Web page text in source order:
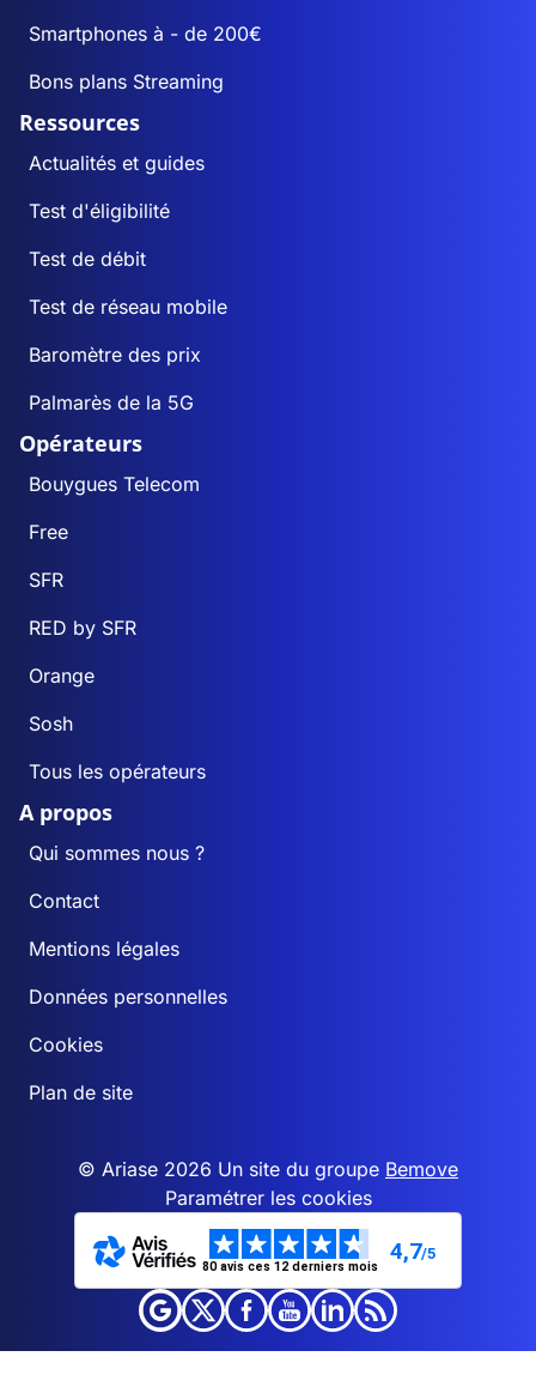
Smartphones à - de 200€
Bons plans Streaming
Ressources
Actualités et guides
Test d'éligibilité
Test de débit
Test de réseau mobile
Baromètre des prix
Palmarès de la 5G
Opérateurs
Bouygues Telecom
Free
SFR
RED by SFR
Orange
Sosh
Tous les opérateurs
A propos
Qui sommes nous ?
Contact
Mentions légales
Données personnelles
Cookies
Plan de site
© Ariase 2026 Un site du groupe Bemove
Paramétrer les cookies
80 avis ces 12 derniers mois
4,7/5